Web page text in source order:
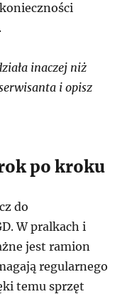
inaczej niż
i opisz
po kroku
do
W pralkach i
jest ramion
regularnego
temu sprzęt